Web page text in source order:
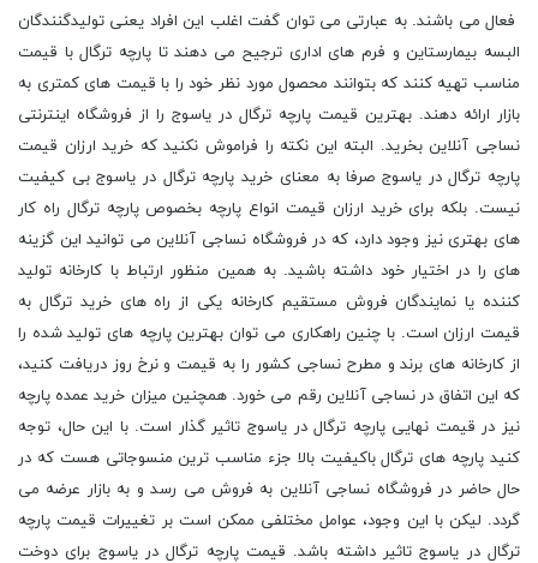
فعال می باشند. به عبارتی می توان گفت اغلب این افراد یعنی تولیدگنندگان
البسه بیمارستاین و فرم های اداری ترجیح می ‌دهند تا پارچه ترگال با قیمت
مناسب تهیه کنند که بتوانند محصول مورد نظر خود را با قیمت های کمتری به
بازار ارائه دهند. بهترین قیمت پارچه ترگال در یاسوج را از فروشگاه اینترنتی
نساجی آنلاین بخرید. البته این نکته را فراموش نکنید که خرید ارزان قیمت
پارچه ترگال در یاسوج صرفا به معنای خرید پارچه ترگال در یاسوج بی کیفیت
نیست. بلکه برای خرید ارزان قیمت انواع پارچه بخصوص پارچه ترگال راه کار
های بهتری نیز وجود دارد، که در فروشگاه نساجی آنلاین می توانید این گزینه
های را در اختیار خود داشته باشید. به همین منظور ارتباط با کارخانه تولید
کننده یا نمایندگان فروش مستقیم کارخانه یکی از راه‌ های خرید ترگال به
قیمت ارزان است. با چنین راهکاری می ‌توان بهترین پارچه‌ های تولید شده را
از کارخانه ‌های برند و مطرح نساجی کشور را به قیمت و نرخ روز دریافت کنید،
که این اتفاق در نساجی آنلاین رقم می خورد. همچنین میزان خرید عمده پارچه
نیز در قیمت نهایی پارچه ترگال در یاسوج تاثیر گذار است. با این حال، توجه
کنید پارچه های ترگال باکیفیت بالا جزء مناسب ترین منسوجاتی هست که در
حال حاضر در فروشگاه نساجی آنلاین به فروش می رسد و به بازار عرضه می
گردد. لیکن با این وجود، عوامل مختلفی ممکن است بر تغییرات قیمت پارچه
ترگال در یاسوج تاثیر داشته باشد. قیمت پارچه ترگال در یاسوج برای دوخت